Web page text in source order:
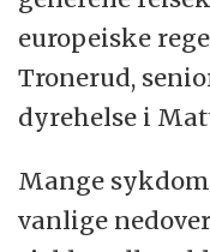
europeiske
Tronerud,
dyrehelse i
Mange
vanlige